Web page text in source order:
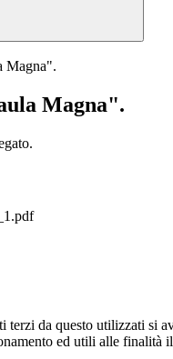
Magna".
Magna".
terzi da questo utilizzati si
ed utili alle finalità